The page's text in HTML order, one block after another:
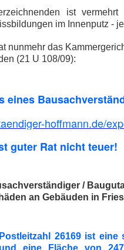
ist
im Innenputz -
nunmehr das
(21 U 108/09):
/
an Gebäuden in
26169 ist
eine Fläche von
eines
hoffmann.de/
guter Rat nicht teuer!